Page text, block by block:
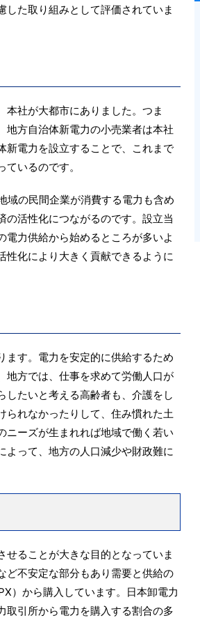
た取り組みとして評価されていま
本社が大都市にありました。つま
地方自治体新電力の小売業者は本社
新電力を設立することで、これまで
いるのです。
域の民間企業が消費する電力も含め
の活性化につながるのです。設立当
力供給から始めるところが多いよ
性化により大きく貢献できるように
ます。電力を安定的に供給するため
地方では、仕事を求めて労働人口が
したいと考える高齢者も、介護をし
れなかったりして、住み慣れた土
ニーズが生まれれば地域で働く若い
よって、地方の人口減少や財政難に
ることが大きな目的となっていま
ど不安定な部分もあり需要と供給の
）から購入しています。日本卸電力
取引所から電力を購入する割合の多